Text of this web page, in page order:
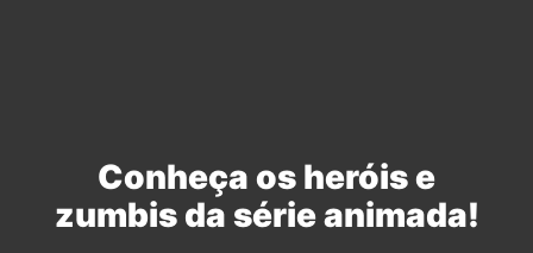
Conheça os heróis e
zumbis da série animada!